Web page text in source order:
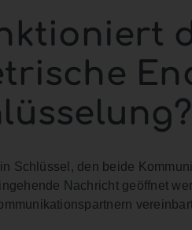
Schlüssel, den beide
Nachricht geöffnet